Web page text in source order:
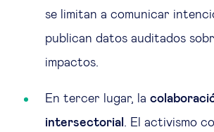
se limitan a comunicar
publican datos auditados
impactos.
En tercer lugar, la
intersectorial
. El activismo